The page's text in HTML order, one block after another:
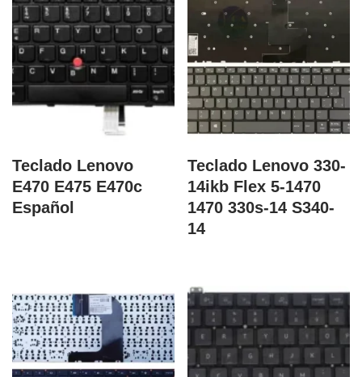
Teclado Lenovo
E470 E475 E470c
Español
Teclado Lenovo 330-
14ikb Flex 5-1470
1470 330s-14 S340-
14